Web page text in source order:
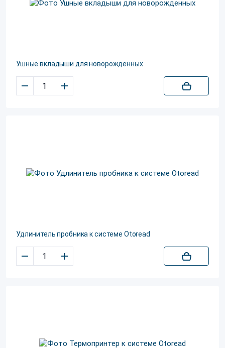
Ушные вкладыши для новорожденных
– +
Удлинитель пробника к системе Otoread
– +